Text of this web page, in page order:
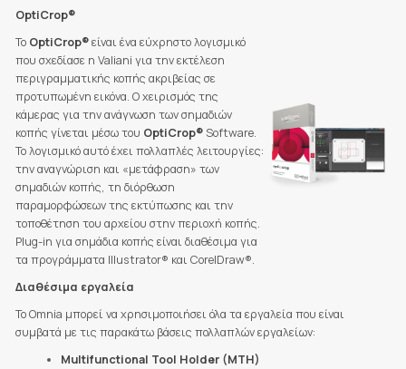
OptiCrop®
Το OptiCrop®είναι ένα εύχρηστο λογισμικό
που σχεδίασε η Valiani για την εκτέλεση
περιγραμματικής κοπής ακριβείας σε
προτυπωμένη εικόνα. Ο χειρισμός της
κάμερας για την ανάγνωση των σημαδιών
κοπής γίνεται μέσω του OptiCrop®Software.
Το λογισμικό αυτό έχει πολλαπλές λειτουργίες:
την αναγνώριση και «μετάφραση» των
σημαδιών κοπής, τη διόρθωση
παραμορφώσεων της εκτύπωσης και την
τοποθέτηση του αρχείου στην περιοχή κοπής.
Plug-in για σημάδια κοπής είναι διαθέσιμα για
τα προγράμματα Illustrator® και CorelDraw®.
Διαθέσιμα εργαλεία
Το Omnia μπορεί να χρησιμοποιήσει όλα τα εργαλεία που είναι
συμβατά με τις παρακάτω βάσεις πολλαπλών εργαλείων:
Multifunctional Tool Holder (MTH)